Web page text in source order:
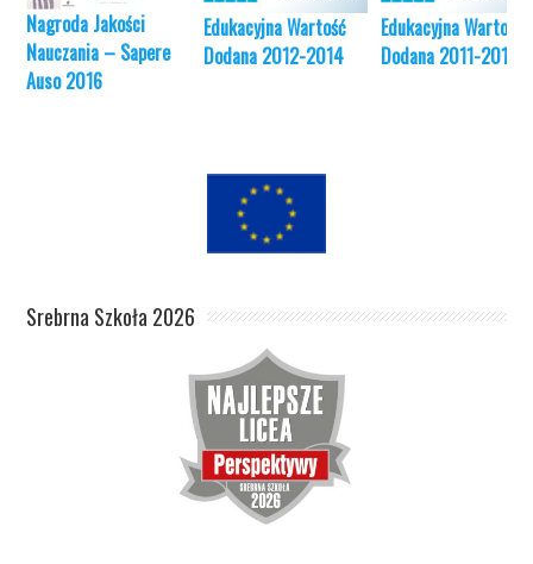
Nagroda Jakości
Nauczania – Sapere
Auso 2016
Edukacyjna Wartość
Dodana 2012-2014
Edukacyjna Wartość
Dodana 2011-2013
Srebrna Szkoła 2026